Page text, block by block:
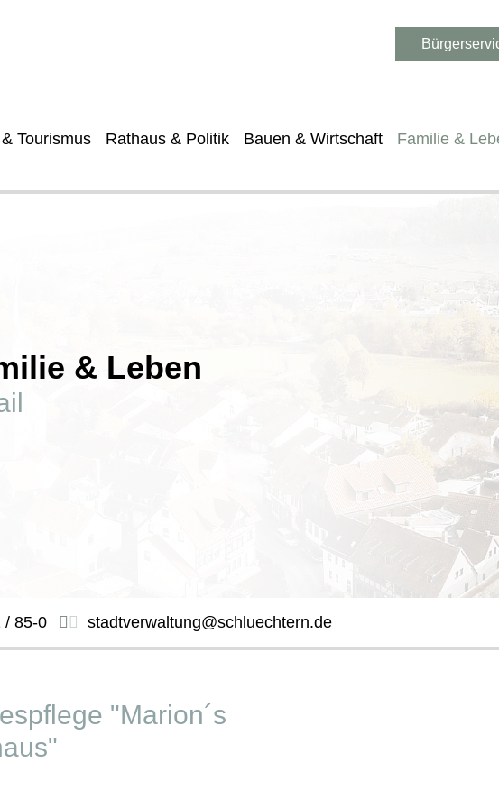
Tourismus Rathaus & Politik Bauen & Wirtschaft Familie &
& Leben
/ 85-0 stadtverwaltung@schluechtern.de
"Marion´s